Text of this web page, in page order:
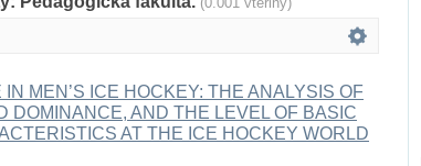
MEN’S ICE HOCKEY: THE ANALYSIS OF
DOMINANCE, AND THE LEVEL OF BASIC
AT THE ICE HOCKEY WORLD